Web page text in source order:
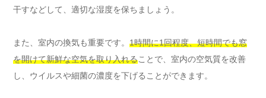
干すなどして、適切な湿度を保ちましょう。
また、室内の換気も重要です。 1時間に1回程度、短時間でも窓
を開けて新鮮な空気を取り入れることで、室内の空気質を改善
し、ウイルスや細菌の濃度を下げることができます。